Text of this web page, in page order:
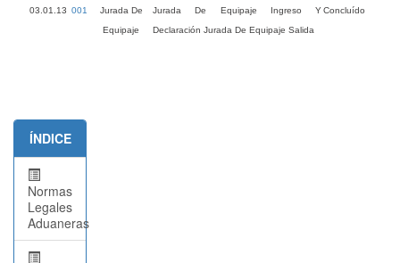
03.01.13 001
Jurada De
Equipaje
Jurada De Equipaje Ingreso Y
Declaración Jurada De Equipaje Salida
Concluído
ÍNDICE
Normas
Legales
Aduaneras